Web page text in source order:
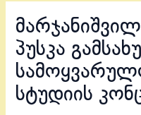
პუსკა
სტუდიის